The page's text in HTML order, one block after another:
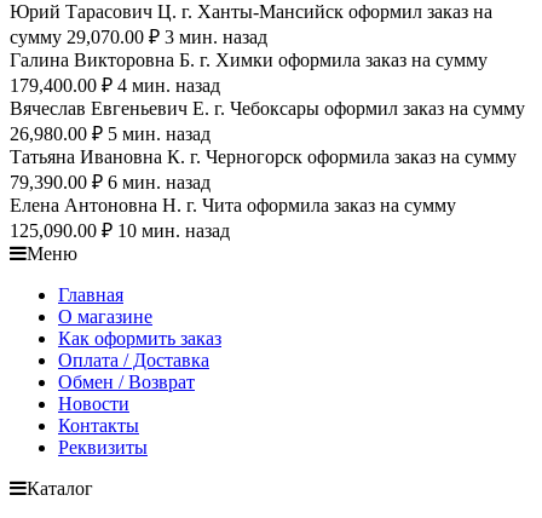
Юрий Тарасович Ц. г. Ханты-Мансийск оформил заказ на
сумму 29,070.00 ₽ 3 мин. назад
Галина Викторовна Б. г. Химки оформила заказ на сумму
179,400.00 ₽ 4 мин. назад
Вячеслав Евгеньевич Е. г. Чебоксары оформил заказ на сумму
26,980.00 ₽ 5 мин. назад
Татьяна Ивановна К. г. Черногорск оформила заказ на сумму
79,390.00 ₽ 6 мин. назад
Елена Антоновна Н. г. Чита оформила заказ на сумму
125,090.00 ₽ 10 мин. назад
Меню
Главная
О магазине
Как оформить заказ
Оплата / Доставка
Обмен / Возврат
Новости
Контакты
Реквизиты
Каталог